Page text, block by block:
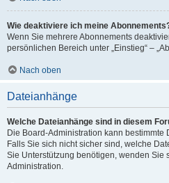
Wie deaktiviere ich meine
Wenn Sie mehrere Abonnements
persönlichen Bereich unter „Einstieg“ –
Nach oben
Dateianhänge
Welche Dateianhänge sind in diesem
Die Board-Administration kann
Falls Sie sich nicht sicher sind, welche
Sie Unterstützung benötigen, wenden Sie
Administration.